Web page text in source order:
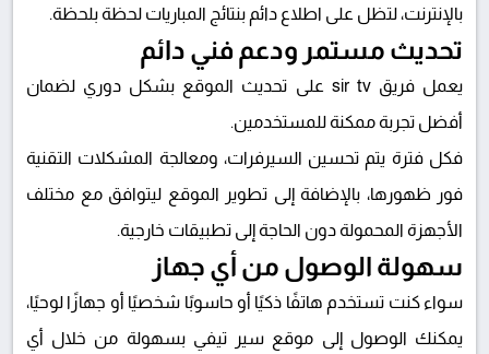
بالإنترنت، لتظل على اطلاع دائم بنتائج المباريات لحظة بلحظة.
تحديث مستمر ودعم فني دائم
يعمل فريقsir tv على تحديث الموقع بشكل دوري لضمان
أفضل تجربة ممكنة للمستخدمين.
فكل فترة يتم تحسين السيرفرات، ومعالجة المشكلات التقنية
فور ظهورها، بالإضافة إلى تطوير الموقع ليتوافق مع مختلف
الأجهزة المحمولة دون الحاجة إلى تطبيقات خارجية.
سهولة الوصول من أي جهاز
سواء كنت تستخدم هاتفًا ذكيًا أو حاسوبًا شخصيًا أو جهازًا لوحيًا،
يمكنك الوصول إلى موقع سير تيفي بسهولة من خلال أي